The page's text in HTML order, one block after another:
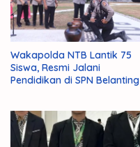
Wakapolda NTB Lantik 75
Siswa, Resmi Jalani
Pendidikan di SPN Belanting